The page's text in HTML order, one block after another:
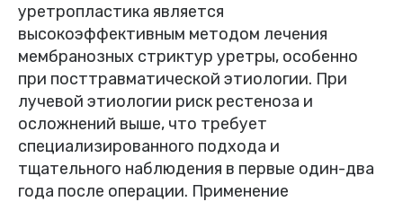
уретропластика является
высокоэффективным методом лечения
мембранозных стриктур уретры, особенно
при посттравматической этиологии. При
лучевой этиологии риск рестеноза и
осложнений выше, что требует
специализированного подхода и
тщательного наблюдения в первые один-два
года после операции. Применение